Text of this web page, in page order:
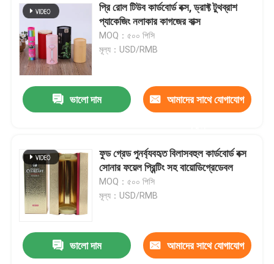
প্রি রোল টিউব কার্ডবোর্ড বক্স, ড্রাফ্ট টুথব্রাশ
প্যাকেজিং নলাকার কাগজের বাক্স
MOQ：৫০০ পিসি
মূল্য：USD/RMB
ভালো দাম আমাদের সাথে যোগাযোগ
ফুড গ্রেড পুনর্ব্যবহৃত বিলাসবহুল কার্ডবোর্ড বক্স
সোনার ফয়েল প্রিন্টিং সহ বায়োডিগ্রেডেবল
MOQ：৫০০ পিসি
মূল্য：USD/RMB
ভালো দাম আমাদের সাথে যোগাযোগ